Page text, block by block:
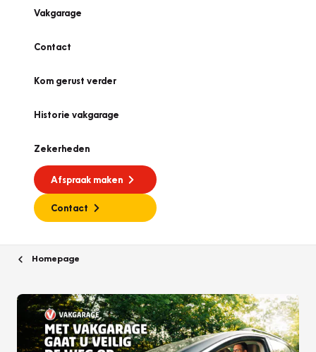
Vakgarage
Contact
Kom gerust verder
Historie vakgarage
Zekerheden
Afspraak maken
Contact
Homepage